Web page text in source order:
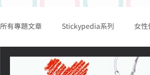
所有專題文章 Stickypedia系列 女性
關於情愛的 關於溝通的 關於